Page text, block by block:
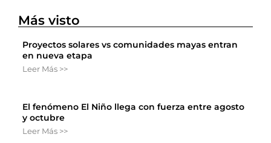
Más visto
Proyectos solares vs comunidades mayas entran
en nueva etapa
Leer Más >>
El fenómeno El Niño llega con fuerza entre agosto
y octubre
Leer Más >>